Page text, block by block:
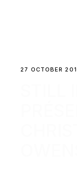
27 OCTOBER